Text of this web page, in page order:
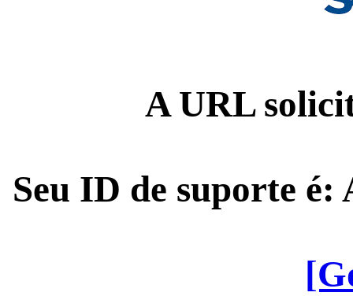
A URL
Seu ID de suporte é: